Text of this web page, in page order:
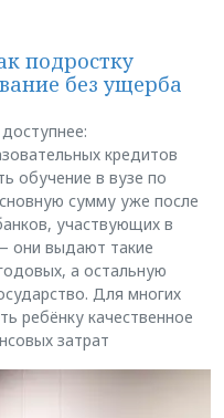
подростку
без ущерба
кредитов
обучение в вузе по
сумму уже после
участвующих в
они выдают такие
а остальную
Для многих
ребёнку качественное
затрат